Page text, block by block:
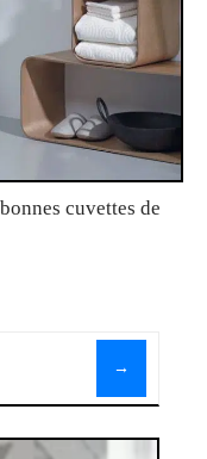
cuvettes de